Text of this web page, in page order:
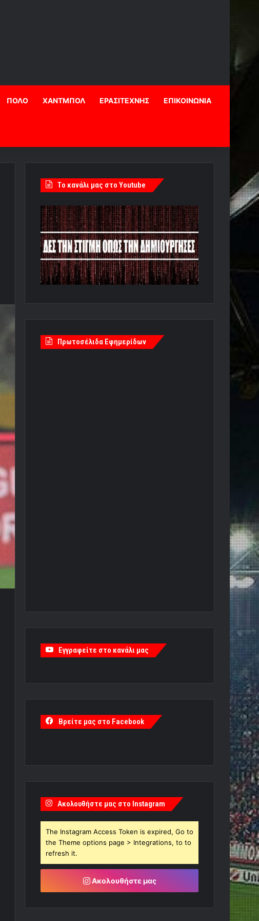
ΠΟΛΟ ΧΑΝΤΜΠΟΛ ΕΡΑΣΙΤΕΧΝΗΣ ΕΠΙΚΟΙΝΩΝΙΑ
Tο κανάλι μας στο Youtube
Πρωτοσέλιδα Εφημερίδων
Εγγραφείτε στο κανάλι μας
Βρείτε μας στο Facebook
Ακολουθήστε μας στο Instagram
The Instagram Access Token is expired, Go to
the Theme options page > Integrations, to to
refresh it.
Ακολουθήστε μας